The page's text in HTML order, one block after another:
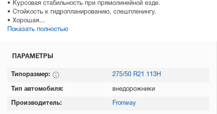
• Курсовая стабильность при прямолинейной езде.
• Стойкость к гидропланированию, слешпленингу.
• Хорошая...
Показать полностью
ПАРАМЕТРЫ
Типоразмер: 275/50 R21 113H
Тип автомобиля: внедорожники
Производитель: Fronway